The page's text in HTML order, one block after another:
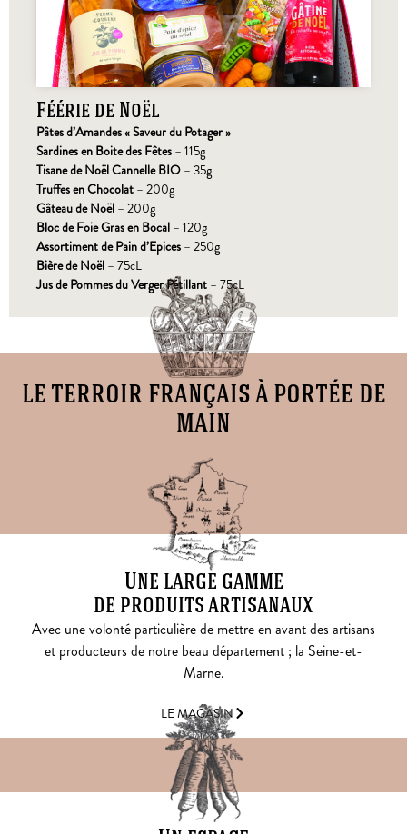
Féérie de Noël
Pâtes d’Amandes « Saveur du Potager »
Sardines en Boite des Fêtes – 115g
Tisane de Noël Cannelle BIO – 35g
Truffes en Chocolat – 200g
Gâteau de Noël – 200g
Bloc de Foie Gras en Bocal – 120g
Assortiment de Pain d’Epices – 250g
Bière de Noël – 75cL
Jus de Pommes du Verger Pétillant – 75cL
le terroir français à portée de
main
Une large gamme
de produits artisanaux
Avec une volonté particulière de mettre en avant des artisans
et producteurs de notre beau département ; la Seine-et-
Marne.
LE MAGASIN